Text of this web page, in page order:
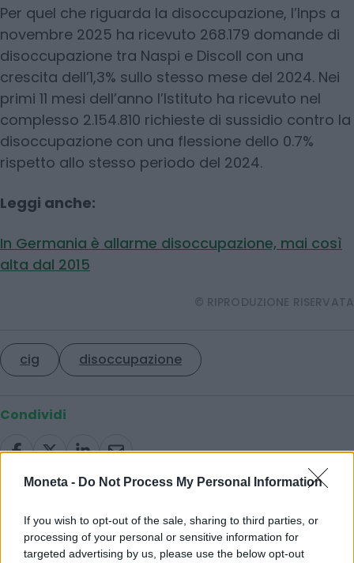
Moneta - Do Not Process My Personal Information
If you wish to opt-out of the sale, sharing to third parties, or
processing of your personal or sensitive information for
targeted advertising by us, please use the below opt-out
Per quel che riguarda la disoccupazione, l’Inps a
novembre 2025 ha ricevuto 268.179 domande di
disoccupazione tra Naspi e Discoll con una
crescita dell’1,3% sullo stesso mese del 2024. Nei
primi 11 mesi dell’anno l’Istituto ha ricevuto nel
complesso 2.154.810 richieste di sussidio contro la
disoccupazione con una flessione dello 0.7%
rispetto allo stesso periodo del 2024.
Leggi anche:
In Germania è allarme disoccupazione, mai così
alta dal 2015
© RIPRODUZIONE RISERVATA
cig disoccupazione
Condividi